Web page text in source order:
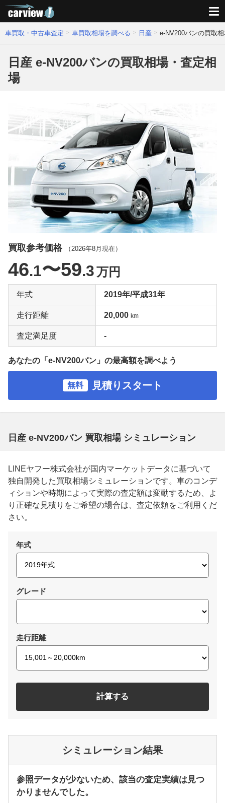
車買取・中古車査定 車買取相場を調べる 日産 e-NV200バンの買取
日産 e-NV200バンの買取相場・査定相
場
買取参考価格 （ 2026年8月 現在）
46.1〜59.3万円
年式 2019年/平成31年
走行距離 20,000 km
査定満足度 -
あなたの「e-NV200バン」の最高額を調べよう
無料 見積りスタート
日産 e-NV200バン 買取相場 シミュレーション
LINEヤフー株式会社が国内マーケットデータに基づいて
独自開発した買取相場シミュレーションです。車のコンデ
ィションや時期によって実際の査定額は変動するため、よ
り正確な見積りをご希望の場合は、査定依頼をご利用くだ
さい。
年式
グレード
走行距離
計算する
シミュレーション結果
参照データが少ないため、該当の査定実績は見つ
かりませんでした。